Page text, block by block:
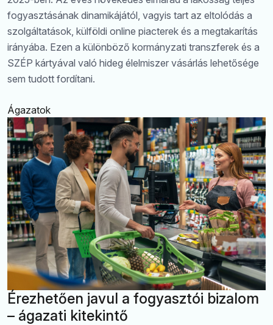
fogyasztásának dinamikájától, vagyis tart az eltolódás a
szolgáltatások, külföldi online piacterek és a megtakarítás
irányába. Ezen a különböző kormányzati transzferek és a
SZÉP kártyával való hideg élelmiszer vásárlás lehetősége
sem tudott fordítani.
Ágazatok
Érezhetően javul a fogyasztói bizalom
– ágazati kitekintő
Keresés